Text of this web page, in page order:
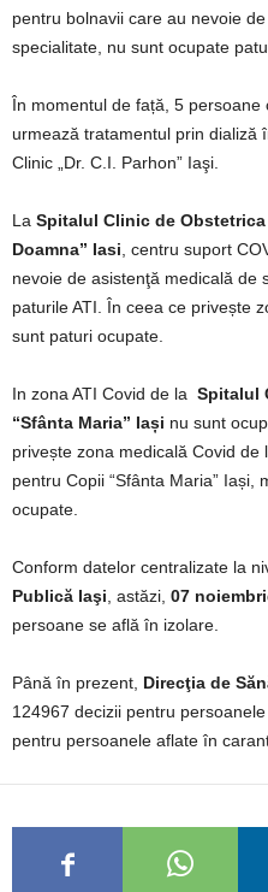
pentru bolnavii care au nevoie
specialitate, nu sunt ocupate
În momentul de față, 5
urmează tratamentul prin dializă
Clinic „Dr. C.I. Parhon” Iaşi.
La Spitalul Clinic de
Doamna” Iasi , centru suport
nevoie de asistenţă medicală de
paturile ATI. În ceea ce privește
sunt paturi ocupate.
In zona ATI Covid de la Spitalul
“Sfânta Maria” Iași nu sunt
privește zona medicală Covid de
pentru Copii “Sfânta Maria” Iași,
ocupate.
Conform datelor centralizate la
Publică Iaşi , astăzi, 07
persoane se află în izolare.
Până în prezent, Direcţia de
124967 decizii pentru
pentru persoanele aflate în